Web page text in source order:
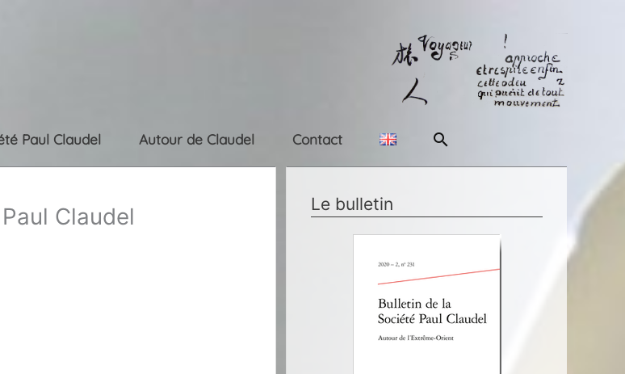
Paul Claudel Autour de Claudel Contact Rechercher
Claudel Le bulletin